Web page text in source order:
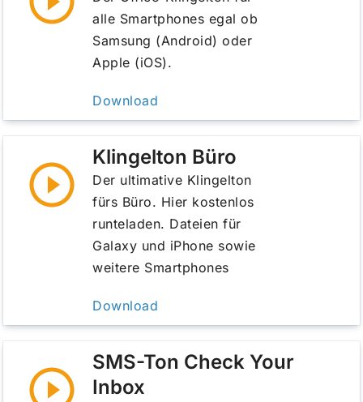
alle Smartphones egal ob
Samsung (Android) oder
Apple (iOS).
Download
Klingelton Büro
Der ultimative Klingelton
fürs Büro. Hier kostenlos
runteladen. Dateien für
Galaxy und iPhone sowie
weitere Smartphones
Download
SMS-Ton Check Your
Inbox